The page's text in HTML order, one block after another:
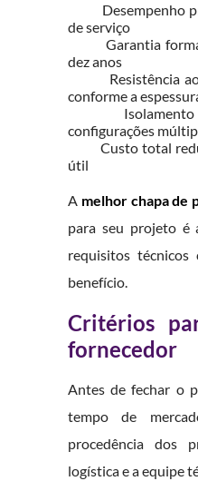
Desempenho
de serviço
Garantia formal
dez anos
Resistência ao
conforme a
Isolamento
configurações
Custo total
útil
A melhor chapa de
para seu projeto é
requisitos
benefício.
Critérios
fornecedor
Antes de fechar o
tempo de
procedência dos
logística e a equipe